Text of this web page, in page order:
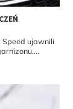
Speed ujawnili